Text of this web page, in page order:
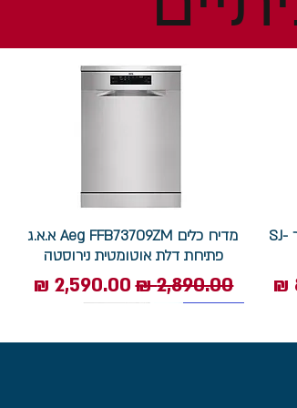
מקרר שארפ 4 דלתות 607 ליטר SJ-
מדיח כלים Aeg FFB73709ZM א.א.ג
פתיחת דלת אוטומטית נירוסטה
מחיר רגיל‏2,890.00 ‏₪ מחיר מבצע